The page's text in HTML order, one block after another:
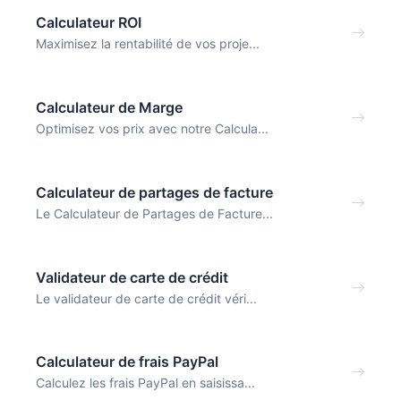
Calculateur ROI
Maximisez la rentabilité de vos proje...
Calculateur de Marge
Optimisez vos prix avec notre Calcula...
Calculateur de partages de facture
Le Calculateur de Partages de Facture...
Validateur de carte de crédit
Le validateur de carte de crédit véri...
Calculateur de frais PayPal
Calculez les frais PayPal en saisissa...